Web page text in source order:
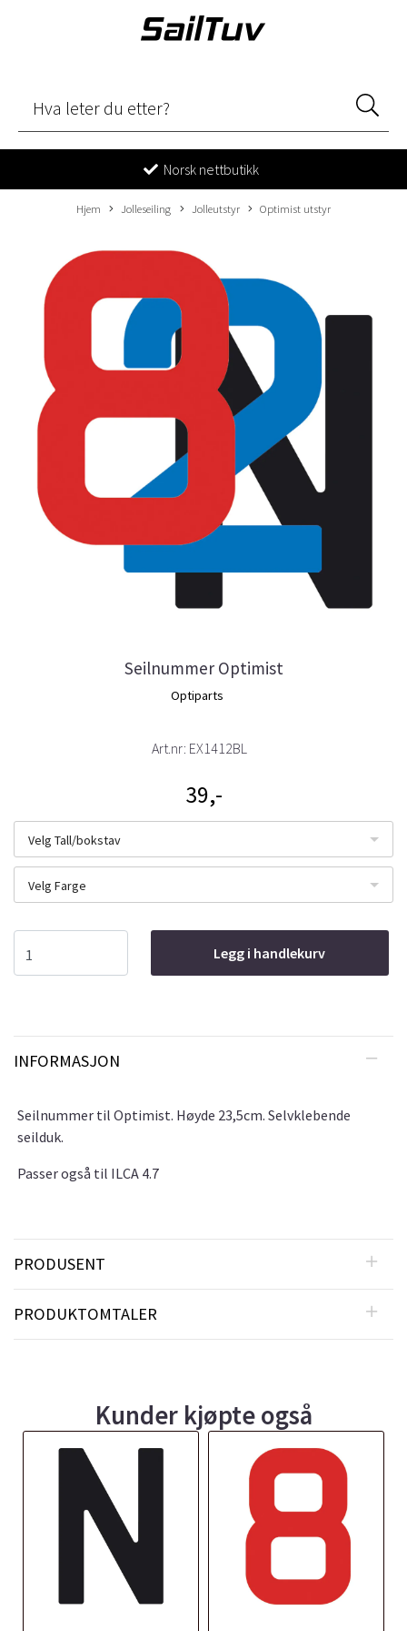
Norsk nettbutikk
Hjem Jolleseiling Jolleutstyr Optimist utstyr
Seilnummer Optimist
Optiparts
Art.nr: EX1412BL
39,-
Velg Tall/bokstav
Velg Farge
Legg i handlekurv
INFORMASJON
Seilnummer til Optimist. Høyde 23,5cm. Selvklebende
seilduk.
Passer også til ILCA 4.7
PRODUSENT
PRODUKTOMTALER
Kunder kjøpte også